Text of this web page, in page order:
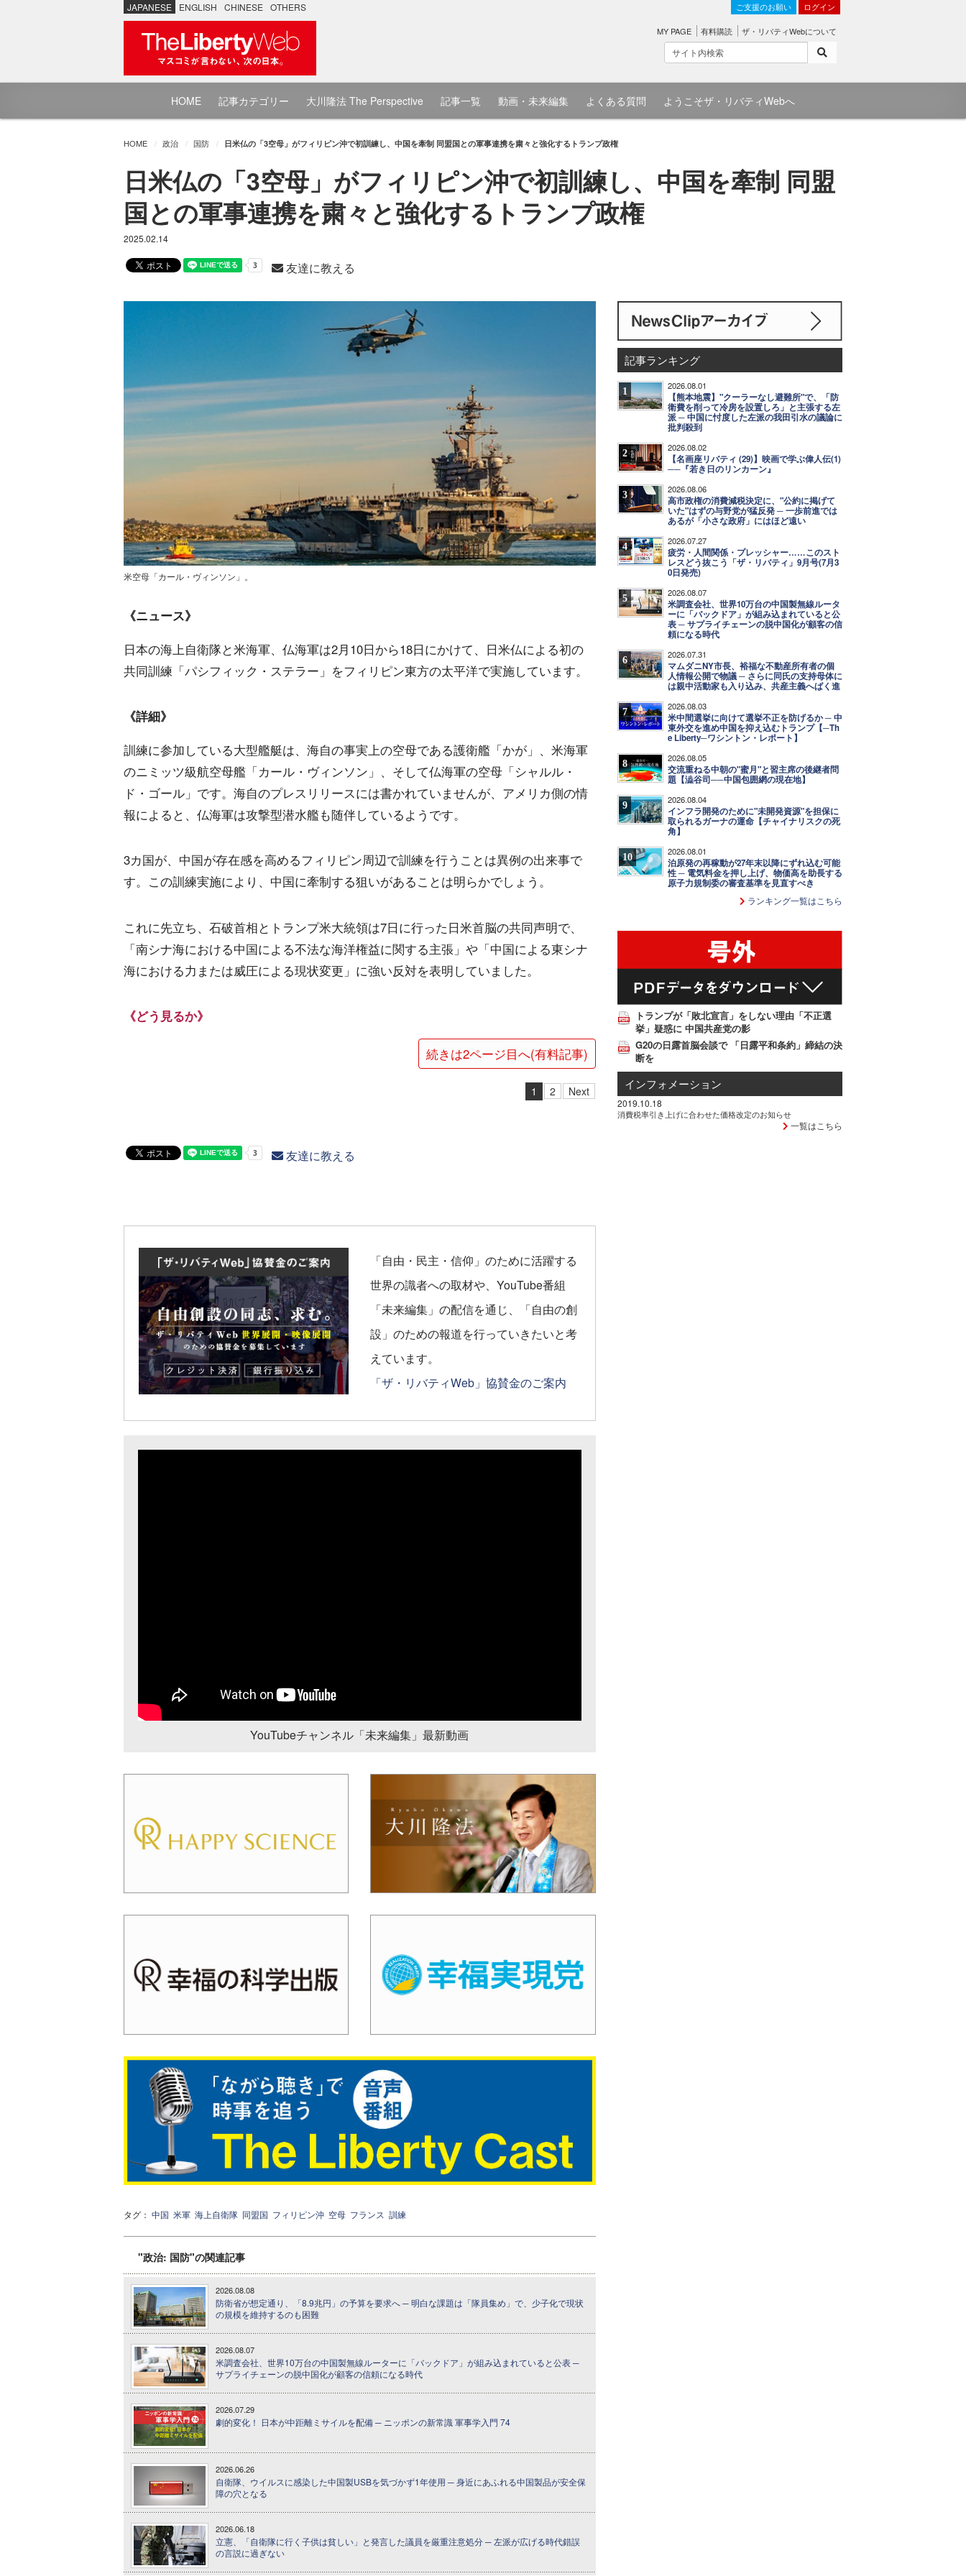
JAPANESE ENGLISH CHINESE OTHERS ご支援のお願い ログイン
MY PAGE 有料購読 ザ・リバティWebについて
HOME 記事カテゴリー 大川隆法 The Perspective 記事一覧 動画・未来編集 よくある質問 ようこそザ・リバティWebへ
HOME 政治 国防 日米仏の「3空母」がフィリピン沖で初訓練し、中国を牽制 同盟国との軍事連携を粛々と強化するトランプ政権
日米仏の「3空母」がフィリピン沖で初訓練し、中国を牽制 同盟
国との軍事連携を粛々と強化するトランプ政権
2025.02.14
友達に教える
米空母「カール・ヴィンソン」。
《ニュース》
日本の海上自衛隊と米海軍、仏海軍は2月10日から18日にかけて、日米仏による初の
共同訓練「パシフィック・ステラー」をフィリピン東方の太平洋で実施しています。
《詳細》
訓練に参加している大型艦艇は、海自の事実上の空母である護衛艦「かが」、米海軍
のニミッツ級航空母艦「カール・ヴィンソン」、そして仏海軍の空母「シャルル・
ド・ゴール」です。海自のプレスリリースには書かれていませんが、アメリカ側の情
報によると、仏海軍は攻撃型潜水艦も随伴しているようです。
3カ国が、中国が存在感を高めるフィリピン周辺で訓練を行うことは異例の出来事で
す。この訓練実施により、中国に牽制する狙いがあることは明らかでしょう。
これに先立ち、石破首相とトランプ米大統領は7日に行った日米首脳の共同声明で、
「南シナ海における中国による不法な海洋権益に関する主張」や「中国による東シナ
海における力または威圧による現状変更」に強い反対を表明していました。
《どう見るか》
続きは2ページ目へ(有料記事)
1 2 Next
友達に教える
「自由・民主・信仰」のために活躍する
世界の識者への取材や、YouTube番組
「未来編集」の配信を通じ、「自由の創
設」のための報道を行っていきたいと考
えています。
「ザ・リバティWeb」協賛金のご案内
YouTubeチャンネル「未来編集」最新動画
タグ： 中国 米軍 海上自衛隊 同盟国 フィリピン沖 空母 フランス 訓練
"政治: 国防"の関連記事
2026.08.08
防衛省が想定通り、「8.9兆円」の予算を要求へ ─ 明白な課題は「隊員集め」で、少子化で現状
の規模を維持するのも困難
2026.08.07
米調査会社、世界10万台の中国製無線ルーターに「バックドア」が組み込まれていると公表 ─
サプライチェーンの脱中国化が顧客の信頼になる時代
2026.07.29
劇的変化！ 日本が中距離ミサイルを配備 ─ ニッポンの新常識 軍事学入門 74
2026.06.26
自衛隊、ウイルスに感染した中国製USBを気づかず1年使用 ─ 身近にあふれる中国製品が安全保
障の穴となる
2026.06.18
立憲、「自衛隊に行く子供は貧しい」と発言した議員を厳重注意処分 ─ 左派が広げる時代錯誤
の言説に過ぎない
記事ランキング
1 2026.08.01
【熊本地震】"クーラーなし避難所"で、「防
衛費を削って冷房を設置しろ」と主張する左
派 ─ 中国に忖度した左派の我田引水の議論に
批判殺到
2 2026.08.02
【名画座リバティ (29)】映画で学ぶ偉人伝(1)
──『若き日のリンカーン』
3 2026.08.06
高市政権の消費減税決定に、"公約に掲げて
いた"はずの与野党が猛反発 ─ 一歩前進では
あるが「小さな政府」にはほど遠い
4 2026.07.27
疲労・人間関係・プレッシャー……このスト
レスどう抜こう「ザ・リバティ」9月号(7月3
0日発売)
5 2026.08.07
米調査会社、世界10万台の中国製無線ルータ
ーに「バックドア」が組み込まれていると公
表 ─ サプライチェーンの脱中国化が顧客の信
頼になる時代
6 2026.07.31
マムダニNY市長、裕福な不動産所有者の個
人情報公開で物議 ─ さらに同氏の支持母体に
は親中活動家も入り込み、共産主義へばく進
7 2026.08.03
米中間選挙に向けて選挙不正を防げるか ─ 中
東外交を進め中国を抑え込むトランプ【─Th
e Liberty─ワシントン・レポート】
8 2026.08.05
交流重ねる中朝の"蜜月"と習主席の後継者問
題【澁谷司──中国包囲網の現在地】
9 2026.08.04
インフラ開発のために"未開発資源"を担保に
取られるガーナの運命【チャイナリスクの死
角】
10 2026.08.01
泊原発の再稼動が27年末以降にずれ込む可能
性 ─ 電気料金を押し上げ、物価高を助長する
原子力規制委の審査基準を見直すべき
ランキング一覧はこちら
トランプが「敗北宣言」をしない理由「不正選
挙」疑惑に 中国共産党の影
G20の日露首脳会談で 「日露平和条約」締結の決
断を
インフォメーション
2019.10.18
消費税率引き上げに合わせた価格改定のお知らせ
一覧はこちら